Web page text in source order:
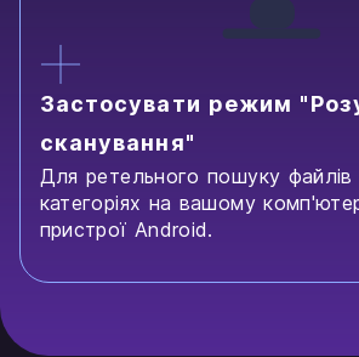
Застосувати режим
сканування"
Для ретельного пошуку файлів
категоріях на вашому
пристрої Android.